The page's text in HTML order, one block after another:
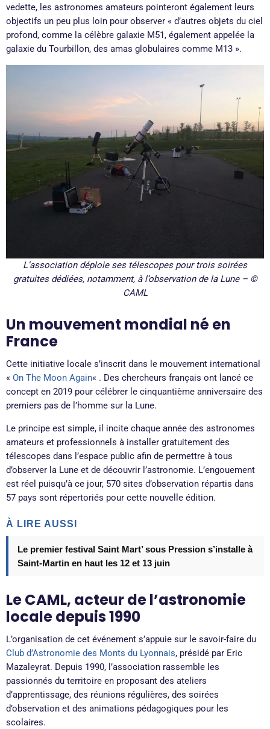
vedette, les astronomes amateurs pointeront également leurs
objectifs un peu plus loin pour observer « d’autres objets du ciel
profond, comme la célèbre galaxie M51, également appelée la
galaxie du Tourbillon, des amas globulaires comme M13 ».
L’association déploie ses télescopes pour trois soirées
gratuites dédiées, notamment, à l’observation de la Lune – ©
CAML
Un mouvement mondial né en
France
Cette initiative locale s’inscrit dans le mouvement international
« On The Moon Again« . Des chercheurs français ont lancé ce
concept en 2019 pour célébrer le cinquantième anniversaire des
premiers pas de l’homme sur la Lune.
Le principe est simple, il incite chaque année des astronomes
amateurs et professionnels à installer gratuitement des
télescopes dans l’espace public afin de permettre à tous
d’observer la Lune et de découvrir l’astronomie. L’engouement
est réel puisqu’à ce jour, 570 sites d’observation répartis dans
57 pays sont répertoriés pour cette nouvelle édition.
À LIRE AUSSI
Le premier festival Saint Mart’ sous Pression s’installe à
Saint-Martin en haut les 12 et 13 juin
Le CAML, acteur de l’astronomie
locale depuis 1990
L’organisation de cet événement s’appuie sur le savoir-faire du
Club d’Astronomie des Monts du Lyonnais, présidé par Eric
Mazaleyrat. Depuis 1990, l’association rassemble les
passionnés du territoire en proposant des ateliers
d’apprentissage, des réunions régulières, des soirées
d’observation et des animations pédagogiques pour les
scolaires.